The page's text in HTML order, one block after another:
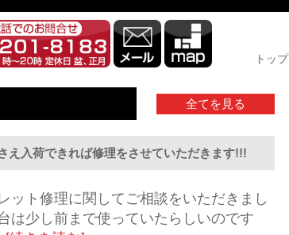
トップ
全てを見る
入荷できれば修理をさせていただきます!!!
ット修理に関してご相談をいただきまし
は少し前まで使っていたらしいのです